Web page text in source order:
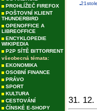
PROHLÍŽEČ FIREFOX
POŠTOVNÍ KLIENT
THUNDERBIRD
OPENOFFICE A
LIBREOFFICE
ENCYKLOPEDIE
WIKIPEDIA
P2P SÍTĚ BITTORRENT
všeobecná témata:
EKONOMIKA
OSOBNÍ FINANCE
PRÁVO
SPORT
KULTURA
CESTOVÁNÍ
ČÍNSKÉ E-SHOPY
31. 12.